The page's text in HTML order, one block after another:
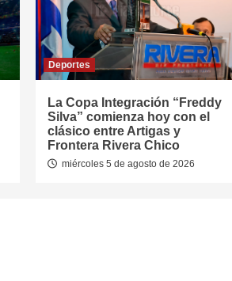
Deportes
La Copa Integración “Freddy
Silva” comienza hoy con el
clásico entre Artigas y
Frontera Rivera Chico
miércoles 5 de agosto de 2026